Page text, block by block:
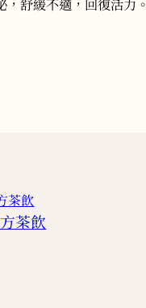
舒緩不適，回復活力。
茶飲